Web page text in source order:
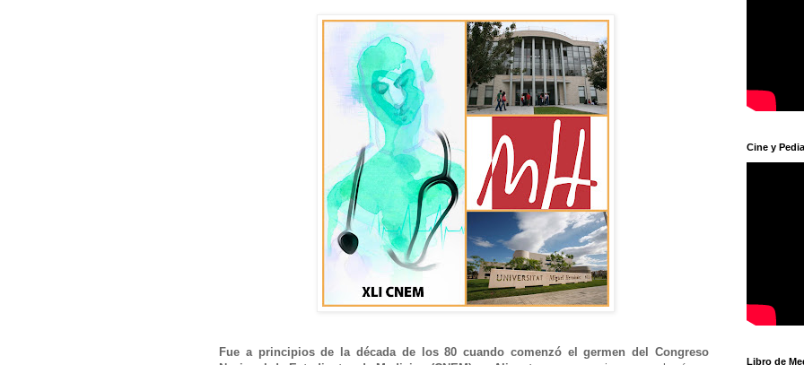
Fue a principios de la década de los 80 cuando comenzó el germen del Congreso
Cine y
Libro de